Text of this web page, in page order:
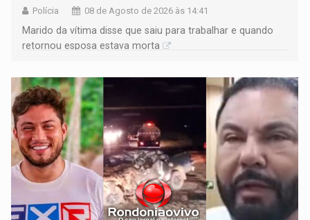
Polícia 08 de Agosto de 2026 às 14:41
Marido da vítima disse que saiu para trabalhar e quando
retornou esposa estava morta